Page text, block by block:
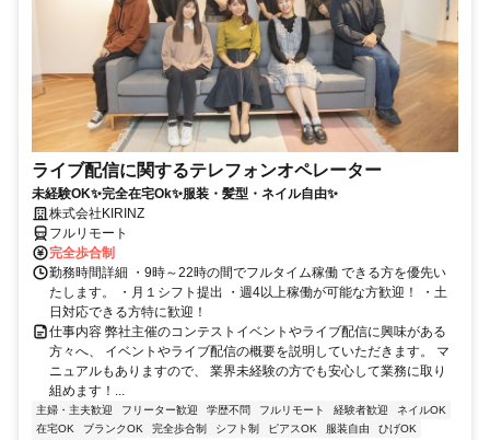
ライブ配信に関するテレフォンオペレーター
未経験OK✨完全在宅Ok✨服装・髪型・ネイル自由✨
株式会社KIRINZ
フルリモート
完全歩合制
勤務時間詳細 ・9時～22時の間でフルタイム稼働 できる方を優先い
たします。 ・月１シフト提出 ・週4以上稼働が可能な方歓迎！ ・土
日対応できる方特に歓迎！
仕事内容 弊社主催のコンテストイベントやライブ配信に興味がある
方々へ、 イベントやライブ配信の概要を説明していただきます。 マ
ニュアルもありますので、 業界未経験の方でも安心して業務に取り
組めます！...
主婦・主夫歓迎 フリーター歓迎 学歴不問 フルリモート 経験者歓迎
ネイルOK
在宅OK
ブランクOK 完全歩合制 シフト制 ピアスOK 服装自由
ひげOK